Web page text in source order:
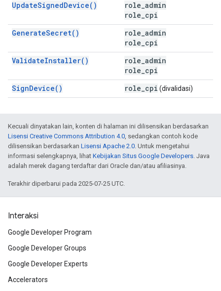
UpdateSignedDevice()
role_admin
role_cpi
GenerateSecret()
role_admin
role_cpi
ValidateInstaller()
role_admin
role_cpi
SignDevice()
role cpi (divalidasi)
Kecuali dinyatakan lain, konten di halaman ini dilisensikan berdasarkan
Lisensi Creative Commons Attribution 4.0, sedangkan contoh kode
dilisensikan berdasarkan Lisensi Apache 2.0. Untuk mengetahui
informasi selengkapnya, lihat Kebijakan Situs Google Developers. Java
adalah merek dagang terdaftar dari Oracle dan/atau afiliasinya.
Terakhir diperbarui pada 2025-07-25 UTC.
Interaksi
Google Developer Program
Google Developer Groups
Google Developer Experts
Accelerators